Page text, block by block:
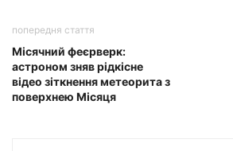
попередня стаття
Місячний феєрверк:
астроном зняв рідкісне
відео зіткнення метеорита з
поверхнею Місяця